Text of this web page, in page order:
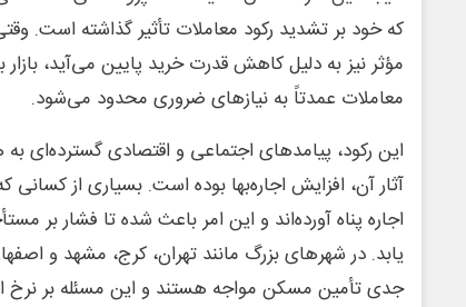
که خود بر تشدید رکود معاملات تأثیر گذاشته است.
مؤثر نیز به دلیل کاهش قدرت خرید پایین می‌آید،
معاملات عمدتاً به نیازهای ضروری محدود می‌شود.
این رکود، پیامدهای اجتماعی و اقتصادی گسترده‌ای
آثار آن، افزایش اجاره‌بها بوده است. بسیاری از کسانی که
اجاره پناه آورده‌اند و این امر باعث شده تا فشار بر
یابد. در شهرهای بزرگ مانند تهران، کرج، مشهد و
جدی تأمین مسکن مواجه هستند و این مسئله بر نرخ